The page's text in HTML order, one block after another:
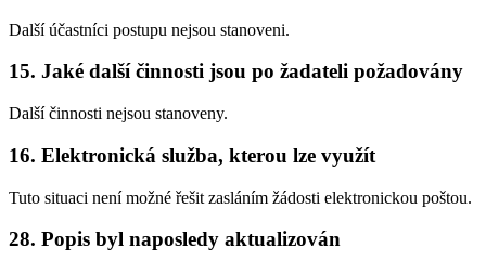
Další účastníci postupu nejsou stanoveni.
15. Jaké další činnosti jsou po žadateli požadovány
Další činnosti nejsou stanoveny.
16. Elektronická služba, kterou lze využít
Tuto situaci není možné řešit zasláním žádosti elektronickou poštou.
28. Popis byl naposledy aktualizován